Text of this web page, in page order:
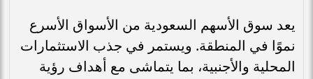
يعد سوق الأسهم السعودية من الأسواق الأسرع
نموًا في المنطقة. ويستمر في جذب الاستثمارات
المحلية والأجنبية، بما يتماشى مع أهداف رؤية